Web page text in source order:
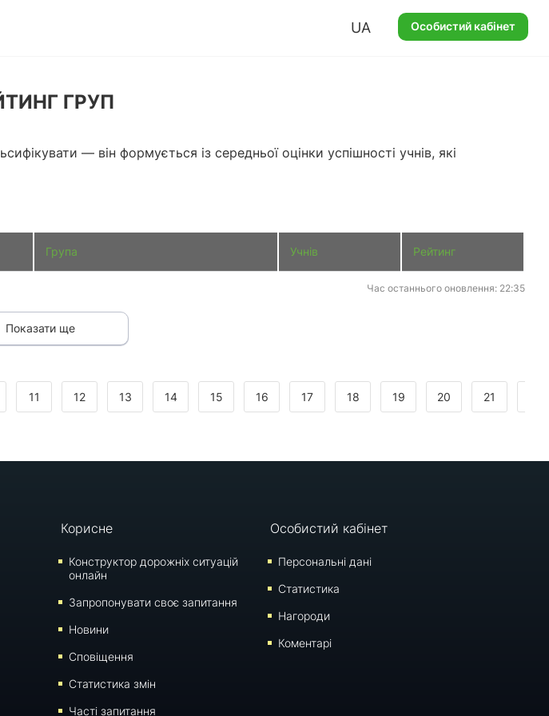
UA Особистий кабінет
ГРУП
— він формується із середньої оцінки успішності учнів, які
Група Учнів Рейтинг
Час останнього оновлення: 22:35
Показати ще
11 12 13 14 15 16 17 18 19 20 21
Корисне
Конструктор дорожніх ситуацій
онлайн
Запропонувати своє запитання
Новини
Сповіщення
Статистика змін
Часті запитання
Особистий кабінет
Персональні дані
Статистика
Нагороди
Коментарі